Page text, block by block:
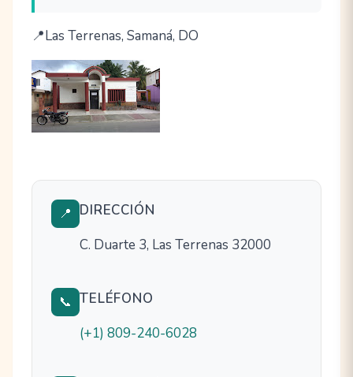
Las Terrenas, Samaná, DO
📍 DIRECCIÓN
C. Duarte 3, Las Terrenas 32000
📞 TELÉFONO
(+1) 809-240-6028